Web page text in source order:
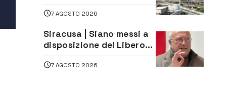
lavoro. Il sindaco scrive
alla società
7 AGOSTO 2026
Siracusa | Siano messi a
disposizione del Libero
relativi alla
7 AGOSTO 2026